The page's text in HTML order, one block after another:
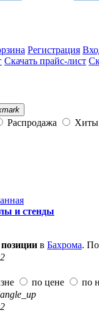
Регистрация
Скачать прайс-лист
Распродажа Хиты
и стенды
в Бахрома.
по цене по